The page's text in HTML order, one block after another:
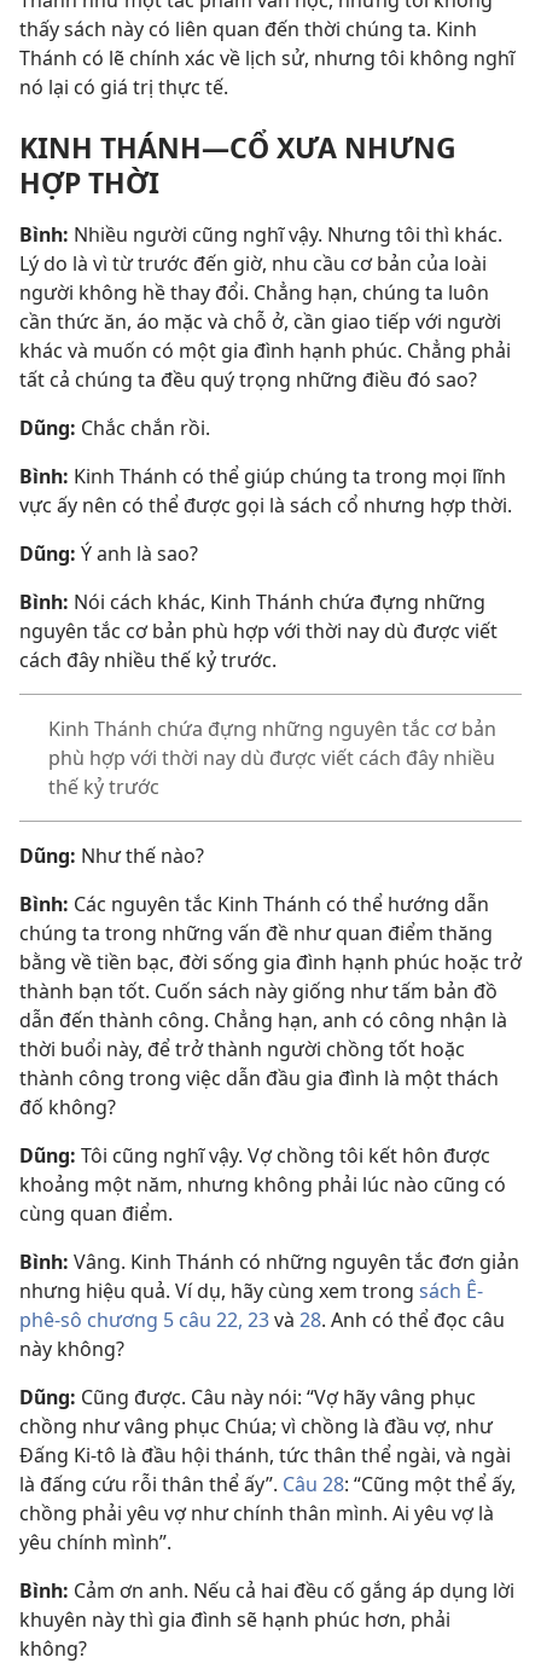
thấy sách này có liên quan đến thời chúng ta. Kinh
Thánh có lẽ chính xác về lịch sử, nhưng tôi không nghĩ
nó lại có giá trị thực tế.
KINH THÁNH—CỔ XƯA NHƯNG
HỢP THỜI
Bình: Nhiều người cũng nghĩ vậy. Nhưng tôi thì khác.
Lý do là vì từ trước đến giờ, nhu cầu cơ bản của loài
người không hề thay đổi. Chẳng hạn, chúng ta luôn
cần thức ăn, áo mặc và chỗ ở, cần giao tiếp với người
khác và muốn có một gia đình hạnh phúc. Chẳng phải
tất cả chúng ta đều quý trọng những điều đó sao?
Dũng: Chắc chắn rồi.
Bình: Kinh Thánh có thể giúp chúng ta trong mọi lĩnh
vực ấy nên có thể được gọi là sách cổ nhưng hợp thời.
Dũng: Ý anh là sao?
Bình: Nói cách khác, Kinh Thánh chứa đựng những
nguyên tắc cơ bản phù hợp với thời nay dù được viết
cách đây nhiều thế kỷ trước.
Kinh Thánh chứa đựng những nguyên tắc cơ bản
phù hợp với thời nay dù được viết cách đây nhiều
thế kỷ trước
Dũng: Như thế nào?
Bình: Các nguyên tắc Kinh Thánh có thể hướng dẫn
chúng ta trong những vấn đề như quan điểm thăng
bằng về tiền bạc, đời sống gia đình hạnh phúc hoặc trở
thành bạn tốt. Cuốn sách này giống như tấm bản đồ
dẫn đến thành công. Chẳng hạn, anh có công nhận là
thời buổi này, để trở thành người chồng tốt hoặc
thành công trong việc dẫn đầu gia đình là một thách
đố không?
Dũng: Tôi cũng nghĩ vậy. Vợ chồng tôi kết hôn được
khoảng một năm, nhưng không phải lúc nào cũng có
cùng quan điểm.
Bình: Vâng. Kinh Thánh có những nguyên tắc đơn giản
nhưng hiệu quả. Ví dụ, hãy cùng xem trong sách Ê-
phê-sô chương 5 câu 22, 23và 28. Anh có thể đọc câu
này không?
Dũng: Cũng được. Câu này nói: “Vợ hãy vâng phục
chồng như vâng phục Chúa; vì chồng là đầu vợ, như
Đấng Ki-tô là đầu hội thánh, tức thân thể ngài, và ngài
là đấng cứu rỗi thân thể ấy”. Câu 28: “Cũng một thể ấy,
chồng phải yêu vợ như chính thân mình. Ai yêu vợ là
yêu chính mình”.
Bình: Cảm ơn anh. Nếu cả hai đều cố gắng áp dụng lời
khuyên này thì gia đình sẽ hạnh phúc hơn, phải
không?